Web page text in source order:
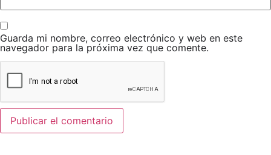
Guarda mi nombre, correo electrónico y web en este
navegador para la próxima vez que comente.